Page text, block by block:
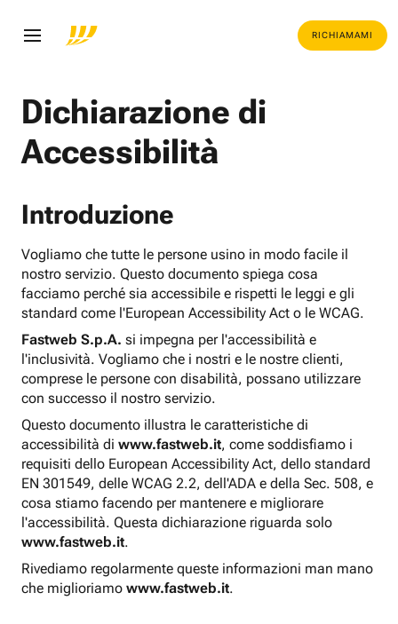
RICHIAMAMI
Dichiarazione di
Accessibilità
Introduzione
Vogliamo che tutte le persone usino in modo facile il
nostro servizio. Questo documento spiega cosa
facciamo perché sia accessibile e rispetti le leggi e gli
standard come l'European Accessibility Act o le WCAG.
Fastweb S.p.A. si impegna per l'accessibilità e
l'inclusività. Vogliamo che i nostri e le nostre clienti,
comprese le persone con disabilità, possano utilizzare
con successo il nostro servizio.
Questo documento illustra le caratteristiche di
accessibilità di www.fastweb.it, come soddisfiamo i
requisiti dello European Accessibility Act, dello standard
EN 301549, delle WCAG 2.2, dell'ADA e della Sec. 508, e
cosa stiamo facendo per mantenere e migliorare
l'accessibilità. Questa dichiarazione riguarda solo
www.fastweb.it.
Rivediamo regolarmente queste informazioni man mano
che miglioriamo www.fastweb.it.